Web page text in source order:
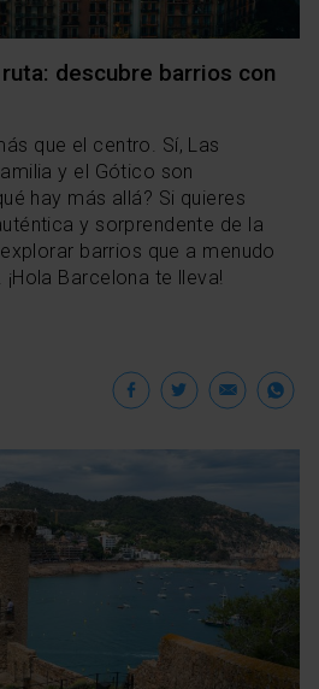
descubre barrios con
que el centro. Sí, Las
y el Gótico son
hay más allá? Si quieres
y sorprendente de la
barrios que a menudo
Barcelona te lleva!
Facebook
Twitter